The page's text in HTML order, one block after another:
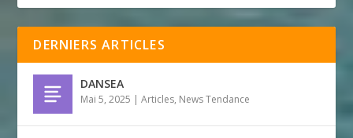
DERNIERS ARTICLES
DANSEA
Mai 5, 2025 |Articles, News Tendance